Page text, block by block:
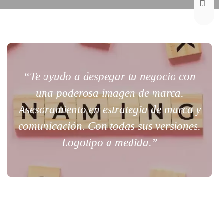
“Te ayudo a despegar tu negocio con
una poderosa imagen de marca.
Asesoramiento en estrategia de marca y
comunicación. Con todas sus versiones.
Logotipo a medida.”